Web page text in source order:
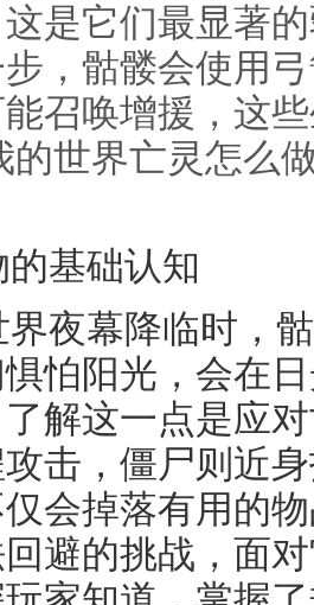
是它们最显著
，骷髅会使用
召唤增援，这
的世界亡灵怎么
基础认知
夜幕降临时，
怕阳光，会在
解这一点是应
击，僵尸则近
会掉落有用的
避的挑战，面